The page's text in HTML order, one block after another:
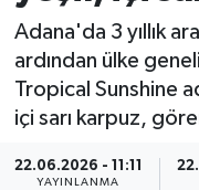
Adana'da 3 yıllık
ardından ülke
Tropical Sunshine
içi sarı karpuz,
22.06.2026 - 11:11
YAYINLANMA
SPOR
KÜLTÜR-SANAT
EĞİTİM
Haber Arşivi